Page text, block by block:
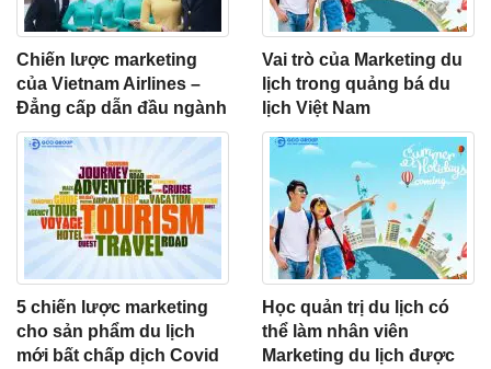
Chiến lược marketing
của Vietnam Airlines –
Đẳng cấp dẫn đầu ngành
Vai trò của Marketing du
lịch trong quảng bá du
lịch Việt Nam
5 chiến lược marketing
cho sản phẩm du lịch
mới bất chấp dịch Covid
Học quản trị du lịch có
thể làm nhân viên
Marketing du lịch được